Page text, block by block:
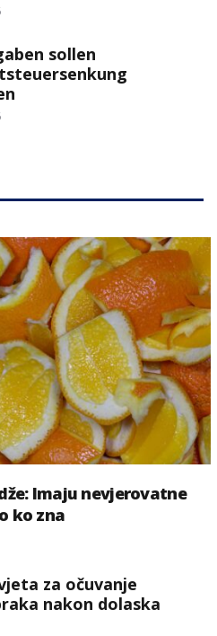
sollen
Imaju nevjerovatne
ko zna
za očuvanje
nakon dolaska